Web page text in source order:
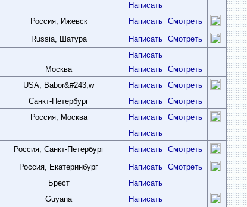
Написать
Россия, Ижевск Написать Смотреть
Russia, Шатура Написать Смотреть
Написать
Москва Написать Смотреть
USA, Babor&#243;w Написать Смотреть
Санкт-Петербург Написать Смотреть
Россия, Москва Написать Смотреть
Написать
Россия, Санкт-Петербург Написать Смотреть
Россия, Екатеринбург Написать Смотреть
Брест
Написать
Guyana Написать